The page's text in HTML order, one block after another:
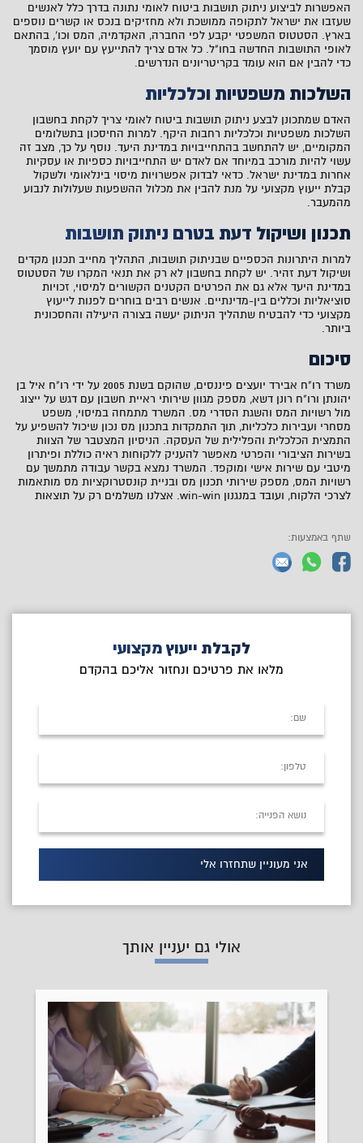
האפשרות לביצוע ניתוק תושבות ביטוח לאומי נתונה בדרך כלל לאנשים
שעזבו את ישראל לתקופה ממושכת ולא מחזיקים בנכס או קשרים נוספים
בארץ. הסטטוס המשפטי יקבע לפי החברה, האקדמיה, המס וכו', בהתאם
לאופי התושבות החדשה בחו"ל. כל אדם צריך להתייעץ עם יועץ מוסמך
כדי להבין אם הוא עומד בקריטריונים הנדרשים.
השלכות משפטיות וכלכליות
האדם שמתכונן לבצע ניתוק תושבות ביטוח לאומי צריך לקחת בחשבון
השלכות משפטיות וכלכליות רחבות היקף. למרות החיסכון בתשלומים
המקומיים, יש להתחשב בהתחייבויות במדינת היעד. נוסף על כך, מצב זה
עשוי להיות מורכב במיוחד אם לאדם יש התחייבויות כספיות או עסקיות
אחרות במדינת ישראל. כדאי לבדוק אפשרויות מיסוי בינלאומי ולשקול
קבלת ייעוץ מקצועי על מנת להבין את מכלול ההשפעות שעלולות לנבוע
מהמעבר.
תכנון ושיקול דעת בטרם ניתוק תושבות
למרות היתרונות הכספיים שבניתוק תושבות, התהליך מחייב תכנון מקדים
ושיקול דעת זהיר. יש לקחת בחשבון לא רק את תנאי המקרו של הסטטוס
במדינת היעד אלא גם את הפרטים הקטנים הקשורים למיסוי, זכויות
סוציאליות וכללים בין-מדינתיים. אנשים רבים בוחרים לפנות לייעוץ
מקצועי כדי להבטיח שתהליך הניתוק יעשה בצורה היעילה והחסכונית
ביותר.
סיכום
משרד רו"ח אבירד יועצים פיננסים, שהוקם בשנת 2005 על ידי רו"ח איל בן
יהונתן ורו"ח רונן דשא, מספק מגוון שירותי ראיית חשבון עם דגש על ייצוג
מול רשויות המס והשגת הסדרי מס. המשרד מתמחה במיסוי, משפט
מסחרי ועבירות כלכליות, תוך התמקדות בתכנון מס נכון שיכול להשפיע על
התמצית הכלכלית והפלילית של העסקה. הניסיון המצטבר של הצוות
בשירות הציבורי והפרטי מאפשר להעניק ללקוחות ראיה כוללת ופיתרון
מיטבי עם שירות אישי ומוקפד. המשרד נמצא בקשר עבודה מתמשך עם
רשויות המס, מספק שירותי תכנון מס ובניית קונסטרוקציות מס מותאמות
לצרכי הלקוח, ועובד במנגנון win-win. אצלנו משלמים רק על תוצאות
שתף באמצעות:
לקבלת ייעוץ מקצועי
מלאו את פרטיכם ונחזור אליכם בהקדם
אני מעוניין שתחזרו אלי
אולי גם יעניין אותך